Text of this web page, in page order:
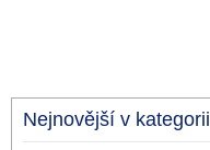
Nejnovější v kategorii